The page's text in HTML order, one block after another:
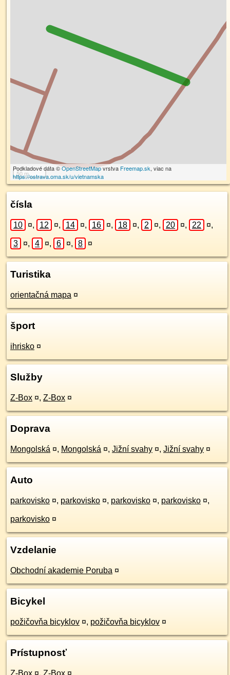
50 m
Podkladové dáta ©OpenStreetMapvrstva Freemap.sk, viac na
https://ostrava.oma.sk/u/vietnamska
čísla
10 ¤, 12 ¤, 14 ¤, 16 ¤, 18 ¤, 2 ¤, 20 ¤, 22 ¤,
3 ¤, 4 ¤, 6 ¤, 8 ¤
Turistika
orientačná mapa ¤
šport
ihrisko ¤
Služby
Z-Box ¤, Z-Box ¤
Doprava
Mongolská ¤, Mongolská ¤, Jižní svahy ¤, Jižní svahy ¤
Auto
parkovisko ¤, parkovisko ¤, parkovisko ¤, parkovisko ¤,
parkovisko ¤
Vzdelanie
Obchodní akademie Poruba ¤
Bicykel
požičovňa bicyklov ¤, požičovňa bicyklov ¤
Prístupnosť
Z-Box ¤, Z-Box ¤